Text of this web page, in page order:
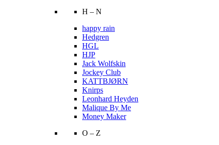
H – N
happy rain
Hedgren
HGL
HJP
Jack Wolfskin
Jockey Club
KATTBJØRN
Knirps
Leonhard Heyden
Malique By Me
Money Maker
O – Z